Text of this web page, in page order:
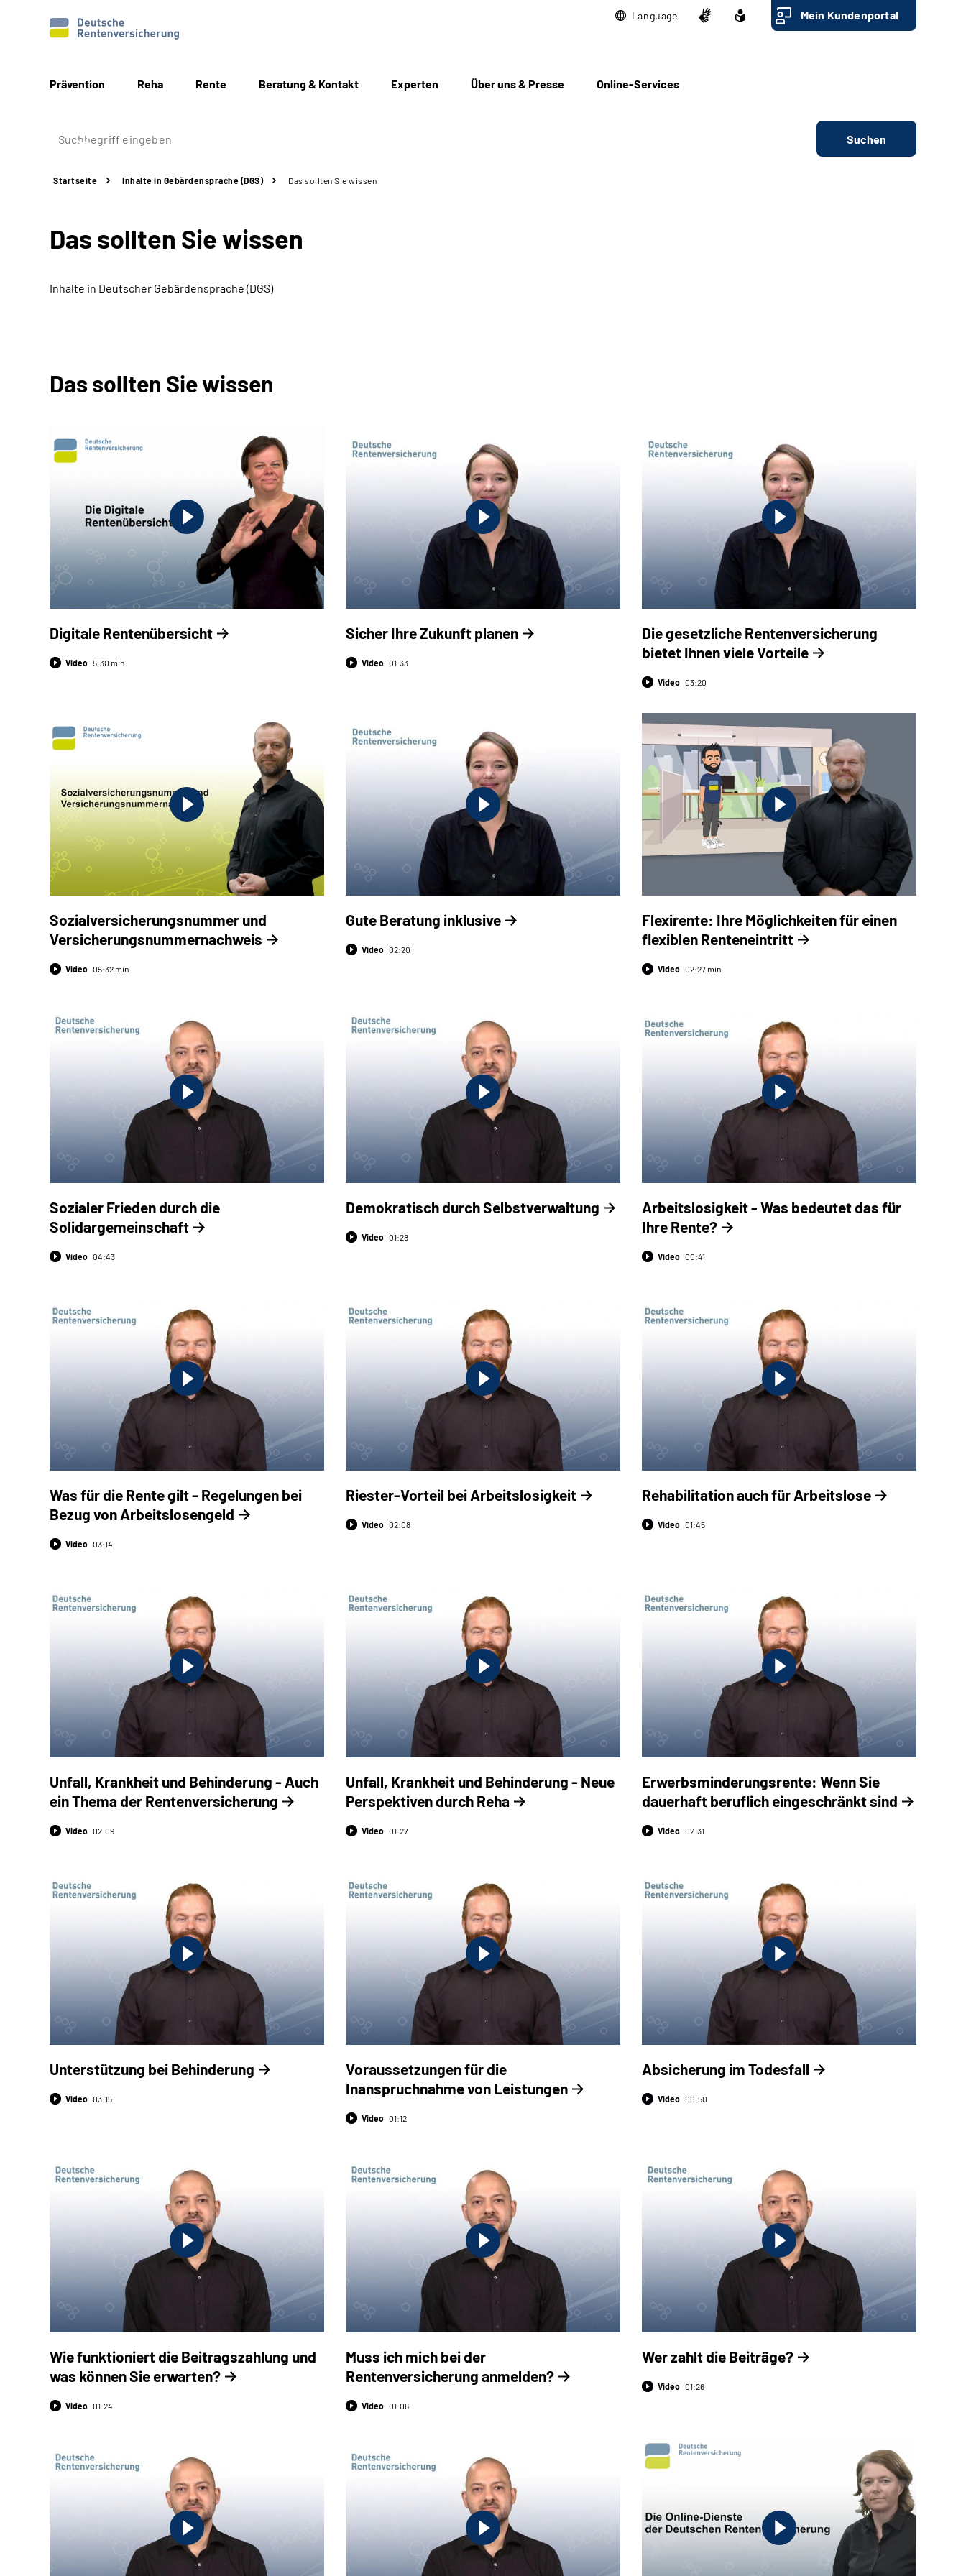
Language Mein Kundenportal
Prävention Reha Rente Beratung & Kontakt Experten Über uns & Presse Online-Services
Suchen
Startseite Inhalte in Gebärdensprache (DGS) Das sollten Sie wissen
Das sollten Sie wissen
Inhalte in Deutscher Gebärdensprache (DGS)
Das sollten Sie wissen
Digitale Rentenübersicht
Video 5:30 min
Sicher Ihre Zukunft planen
Video 01:33
Die gesetzliche Rentenversicherung
bietet Ihnen viele Vorteile
Video 03:20
Sozialversicherungsnummer und
Versicherungsnummernachweis
Video 05:32 min
Gute Beratung inklusive
Video 02:20
Flexirente: Ihre Möglichkeiten für einen
flexiblen Renteneintritt
Video 02:27 min
Sozialer Frieden durch die
Solidargemeinschaft
Video 04:43
Demokratisch durch Selbstverwaltung
Video 01:28
Arbeitslosigkeit - Was bedeutet das für
Ihre Rente?
Video 00:41
Was für die Rente gilt - Regelungen bei
Bezug von Arbeitslosengeld
Video 03:14
Riester-Vorteil bei Arbeitslosigkeit
Video 02:08
Rehabilitation auch für Arbeitslose
Video 01:45
Unfall, Krankheit und Behinderung - Auch
ein Thema der Rentenversicherung
Video 02:09
Unfall, Krankheit und Behinderung - Neue
Perspektiven durch Reha
Video 01:27
Erwerbsminderungsrente: Wenn Sie
dauerhaft beruflich eingeschränkt sind
Video 02:31
Unterstützung bei Behinderung
Video 03:15
Voraussetzungen für die
Inanspruchnahme von Leistungen
Video 01:12
Absicherung im Todesfall
Video 00:50
Wie funktioniert die Beitragszahlung und
was können Sie erwarten?
Video 01:24
Muss ich mich bei der
Rentenversicherung anmelden?
Video 01:06
Wer zahlt die Beiträge?
Video 01:26